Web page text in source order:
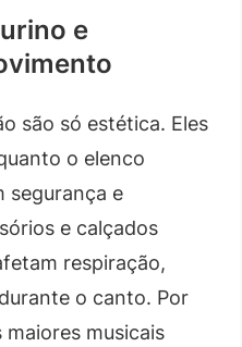
e
são só estética. Eles
o elenco
segurança e
e calçados
respiração,
o canto. Por
musicais